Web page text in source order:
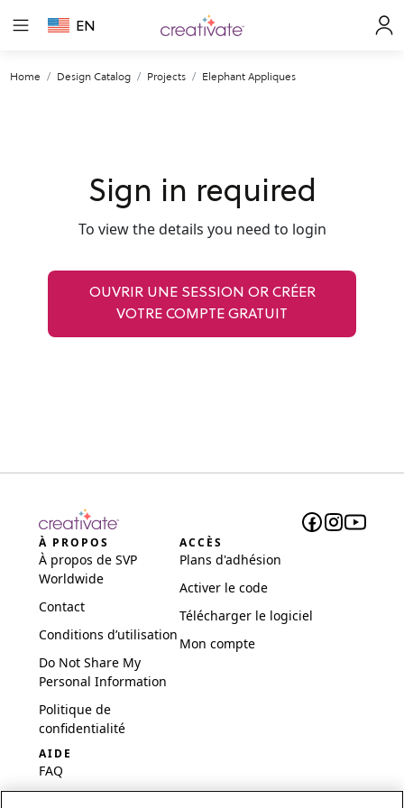
EN
Home Design Catalog Projects Elephant Appliques
Sign in required
To view the details you need to login
OUVRIR UNE SESSION OR CRÉER
VOTRE COMPTE GRATUIT
À PROPOS
À propos de SVP
Worldwide
Contact
Conditions d’utilisation
Do Not Share My
Personal Information
Politique de
confidentialité
ACCÈS
Plans d'adhésion
Activer le code
Télécharger le logiciel
Mon compte
AIDE
FAQ